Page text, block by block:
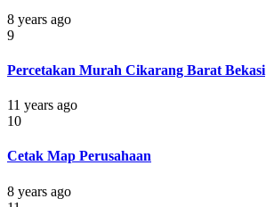
8 years ago
9
Percetakan Murah Cikarang Barat Bekasi
11 years ago
10
Cetak Map Perusahaan
8 years ago